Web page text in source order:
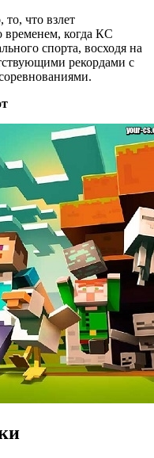
что взлет
временем, когда КС
спорта, восходя на
рекордами с